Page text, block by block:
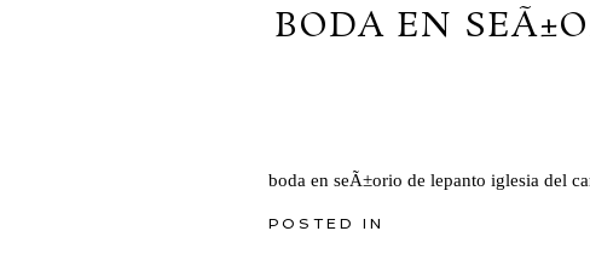
BODA EN
boda en seÃ±orio de lepanto iglesia del
POSTED IN